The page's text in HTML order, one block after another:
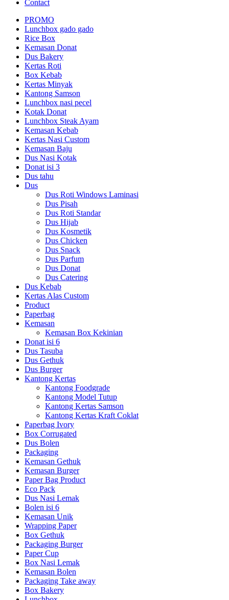
Contact
PROMO
Lunchbox gado gado
Rice Box
Kemasan Donat
Dus Bakery
Kertas Roti
Box Kebab
Kertas Minyak
Kantong Samson
Lunchbox nasi pecel
Kotak Donat
Lunchbox Steak Ayam
Kemasan Kebab
Kertas Nasi Custom
Kemasan Baju
Dus Nasi Kotak
Donat isi 3
Dus tahu
Dus
Dus Roti Windows Laminasi
Dus Pisah
Dus Roti Standar
Dus Hijab
Dus Kosmetik
Dus Chicken
Dus Snack
Dus Parfum
Dus Donat
Dus Catering
Dus Kebab
Kertas Alas Custom
Product
Paperbag
Kemasan
Kemasan Box Kekinian
Donat isi 6
Dus Tasuba
Dus Gethuk
Dus Burger
Kantong Kertas
Kantong Foodgrade
Kantong Model Tutup
Kantong Kertas Samson
Kantong Kertas Kraft Coklat
Paperbag Ivory
Box Corrugated
Dus Bolen
Packaging
Kemasan Gethuk
Kemasan Burger
Paper Bag Product
Eco Pack
Dus Nasi Lemak
Bolen isi 6
Kemasan Unik
Wrapping Paper
Box Gethuk
Packaging Burger
Paper Cup
Box Nasi Lemak
Kemasan Bolen
Packaging Take away
Box Bakery